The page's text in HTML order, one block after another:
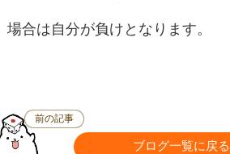
場合は自分が負けとなります。
前の記事
ブログ一覧に戻る